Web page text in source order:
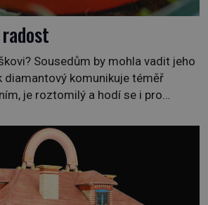
Sousedům by mohla vadit jeho
diamantový komunikuje téměř
je roztomilý a hodí se i pro
většinu dne jen posedává. Hodně
sbírá zbytky semínek Jeho
celá Austrálie s výjimkou